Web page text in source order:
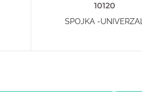
10120
SPOJKA -UNIVERZAL